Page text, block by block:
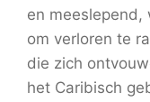
en meeslepend,
om verloren te
die zich
het Caribisch